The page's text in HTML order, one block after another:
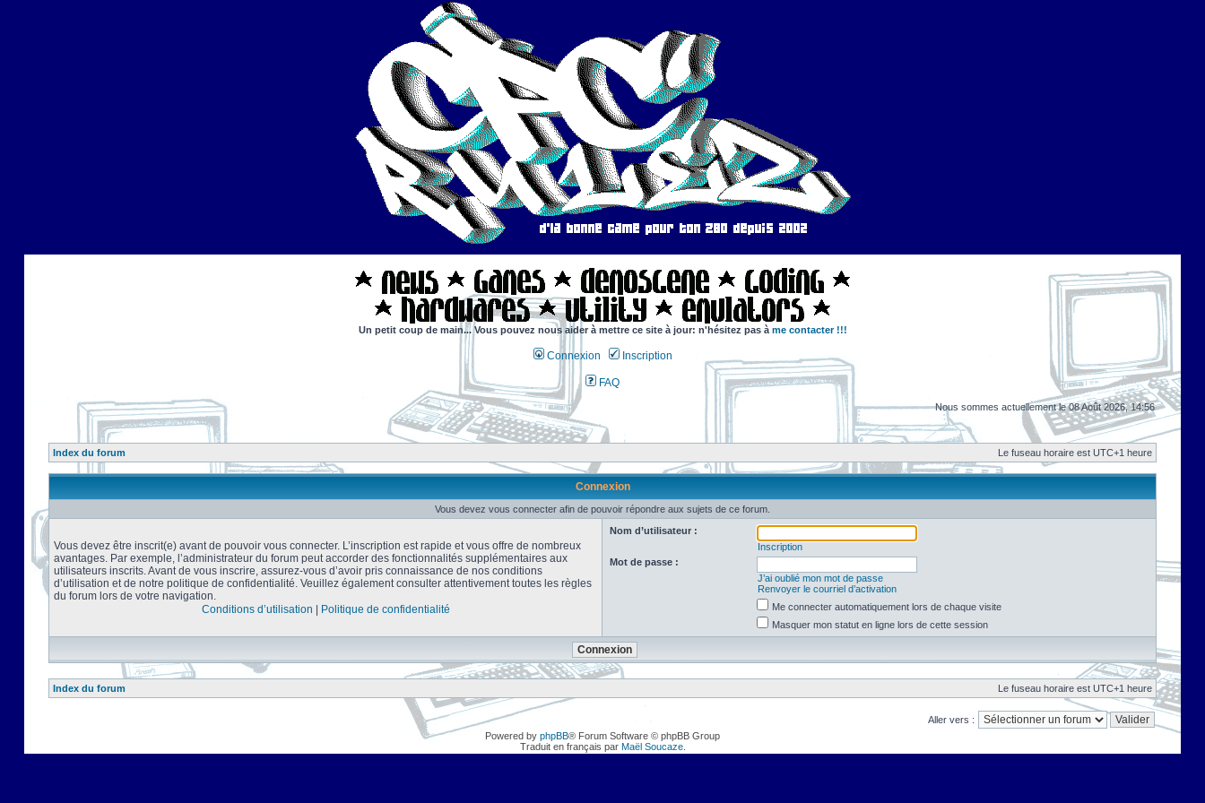
Un petit coup de main... Vous pouvez nous aider à mettre ce site à jour: n'hésitez pas à me contacter !!!
Connexion Inscription
FAQ
Nous sommes actuellement le 08 Août 2026, 14:56
Index du forum Le fuseau horaire est UTC+1 heure
Connexion
Vous devez vous connecter afin de pouvoir répondre aux sujets de ce forum.
Vous devez être inscrit(e) avant de pouvoir vous connecter. L’inscription est rapide et vous offre de nombreux
avantages. Par exemple, l’administrateur du forum peut accorder des fonctionnalités supplémentaires aux
utilisateurs inscrits. Avant de vous inscrire, assurez-vous d’avoir pris connaissance de nos conditions
d’utilisation et de notre politique de confidentialité. Veuillez également consulter attentivement toutes les règles
du forum lors de votre navigation.
Conditions d’utilisation
Politique de confidentialité
Nom d’utilisateur :
Inscription
Mot de passe :
J’ai oublié mon mot de passe
Renvoyer le courriel d’activation
Me connecter automatiquement lors de chaque visite
Masquer mon statut en ligne lors de cette session
Index du forum Le fuseau horaire est UTC+1 heure
Aller vers :
Powered by phpBB® Forum Software © phpBB Group
Traduit en français par Maël Soucaze.